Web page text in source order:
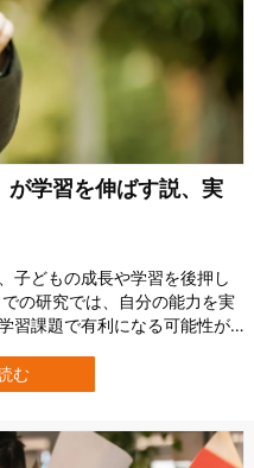
が学習を伸ばす説、実
子どもの成長や学習を後押し
の研究では、自分の能力を実
習課題で有利になる可能性が
を再検証したところ、記憶課
自信そのものではなく、参加
む